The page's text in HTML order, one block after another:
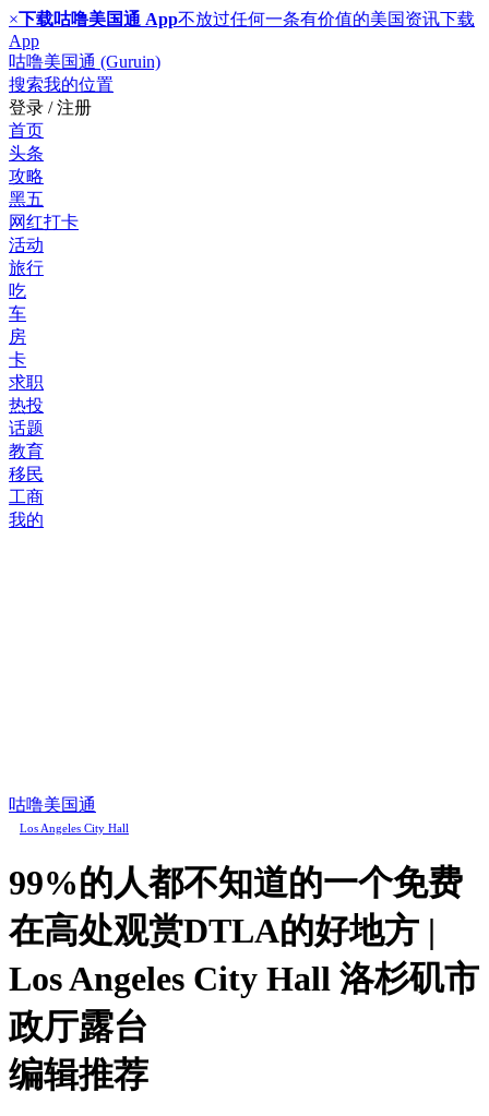
×下载咕噜美国通 App不放过任何一条有价值的美国资讯下载
App
咕噜美国通 (Guruin)
搜索我的位置
登录 / 注册
首页
头条
攻略
黑五
网红打卡
活动
旅行
吃
车
房
卡
求职
热投
话题
教育
移民
工商
我的
咕噜美国通
Los Angeles City Hall
99%的人都不知道的一个免费
在高处观赏DTLA的好地方 |
Los Angeles City Hall 洛杉矶市
政厅露台
编辑推荐